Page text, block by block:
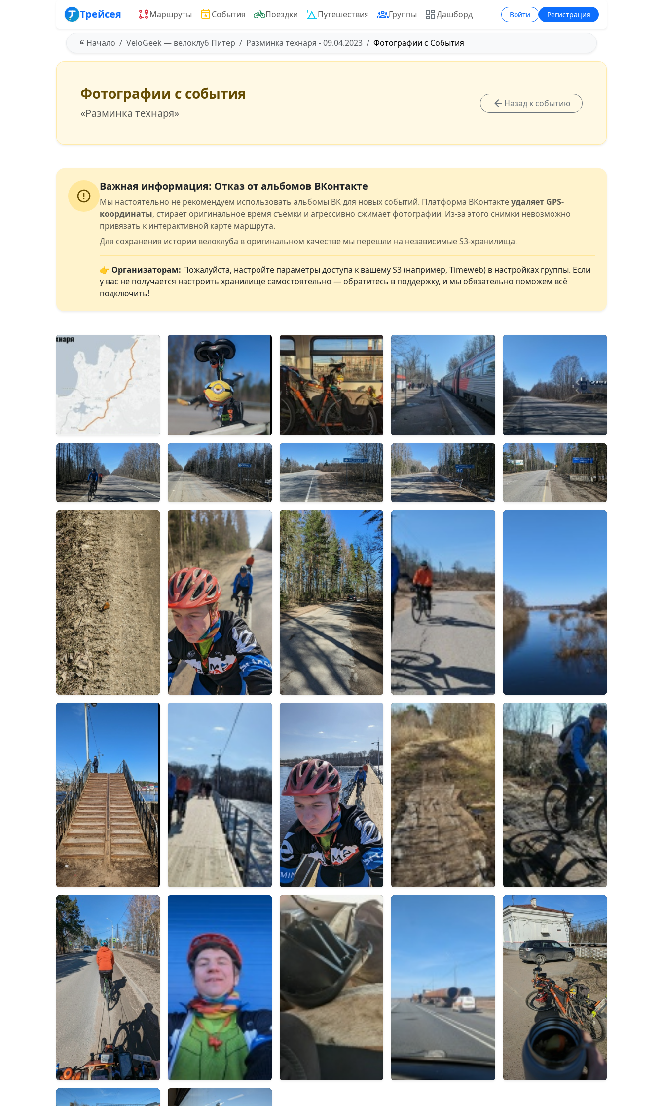
Трейсея Маршруты События Поездки Путешествия Группы Дашборд Войти Регистрация
Начало VeloGeek — велоклуб Питер Разминка технаря - 09.04.2023 Фотографии с События
Фотографии с события
«Разминка технаря»
Назад к событию
Важная информация: Отказ от альбомов ВКонтакте
Мы настоятельно не рекомендуем использовать альбомы ВК для новых событий. Платформа ВКонтактеудаляет GPS-
координаты, стирает оригинальное время съёмки и агрессивно сжимает фотографии. Из-за этого снимки невозможно
привязать к интерактивной карте маршрута.
Для сохранения истории велоклуба в оригинальном качестве мы перешли на независимые S3-хранилища.
👉 Организаторам: Пожалуйста, настройте параметры доступа к вашему S3 (например, Timeweb) в настройках группы. Если
у вас не получается настроить хранилище самостоятельно — обратитесь в поддержку, и мы обязательно поможем всё
подключить!